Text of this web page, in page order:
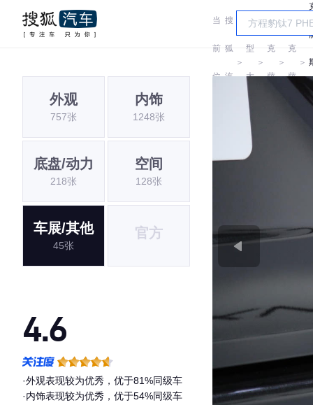
当
前
位
搜
狐
汽
＞
车
型
大
全
＞
雷
克
萨
＞
雷
克
萨
＞
外观
757张
内饰
1248张
底盘/动力
218张
空间
128张
车展/其他
45张
官方
4.6
·外观表现较为优秀，优于81%同级车
·内饰表现较为优秀，优于54%同级车